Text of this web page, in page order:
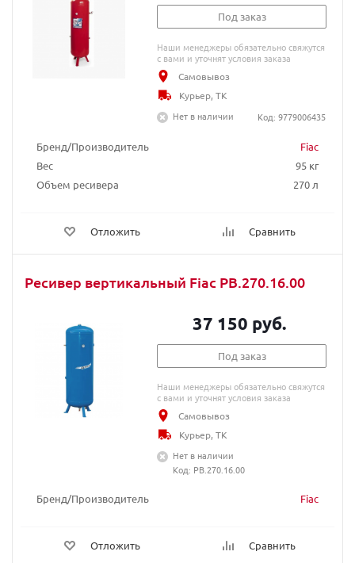
Бренд/Производитель
Fiac
Вес
95 кг
Объем ресивера
270 л
Отложить Сравнить
Под заказ
Наши менеджеры обязательно свяжутся
с вами и уточнят условия заказа
Самовывоз
Курьер, ТК
Нет в наличии
Код: 9779006435
Ресивер вертикальный Fiac РВ.270.16.00
Бренд/Производитель Fiac
Отложить Сравнить
37 150 руб.
Под заказ
Наши менеджеры обязательно свяжутся
с вами и уточнят условия заказа
Самовывоз
Курьер, ТК
Нет в наличии
Код: РВ.270.16.00